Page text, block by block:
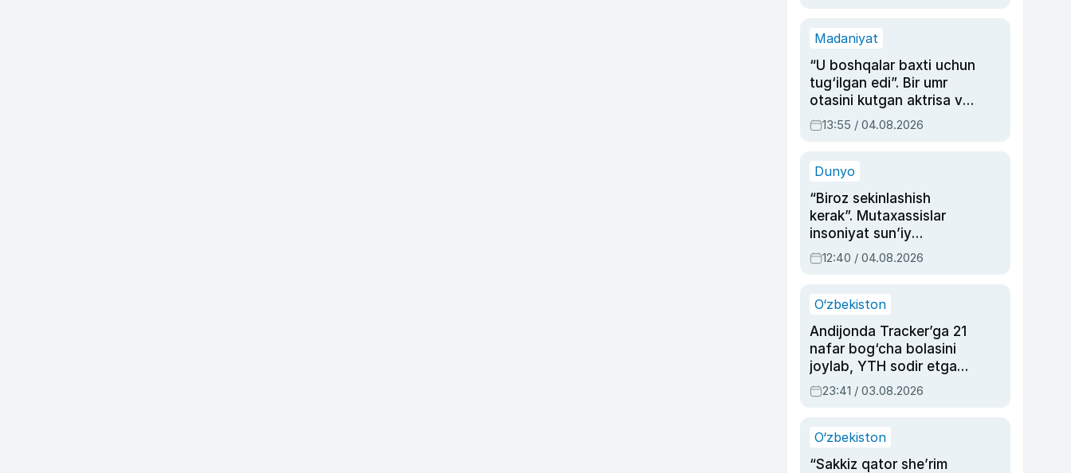
Madaniyat
“U boshqalar baxti uchun
tug‘ilgan edi”. Bir umr
otasini kutgan aktrisa va
dublyaj ustasi Rimma
Ahmedovaning
13:55 / 04.08.2026
Dunyo
“Biroz sekinlashish
kerak”. Mutaxassislar
insoniyat sun’iy
intellektni boshqara
olmay qolishidan xavotir
12:40 / 04.08.2026
O‘zbekiston
Andijonda Tracker’ga 21
nafar bog‘cha bolasini
joylab, YTH sodir etgan
ayolga sud hukmi o‘qildi
23:41 / 03.08.2026
O‘zbekiston
“Sakkiz qator she’rim